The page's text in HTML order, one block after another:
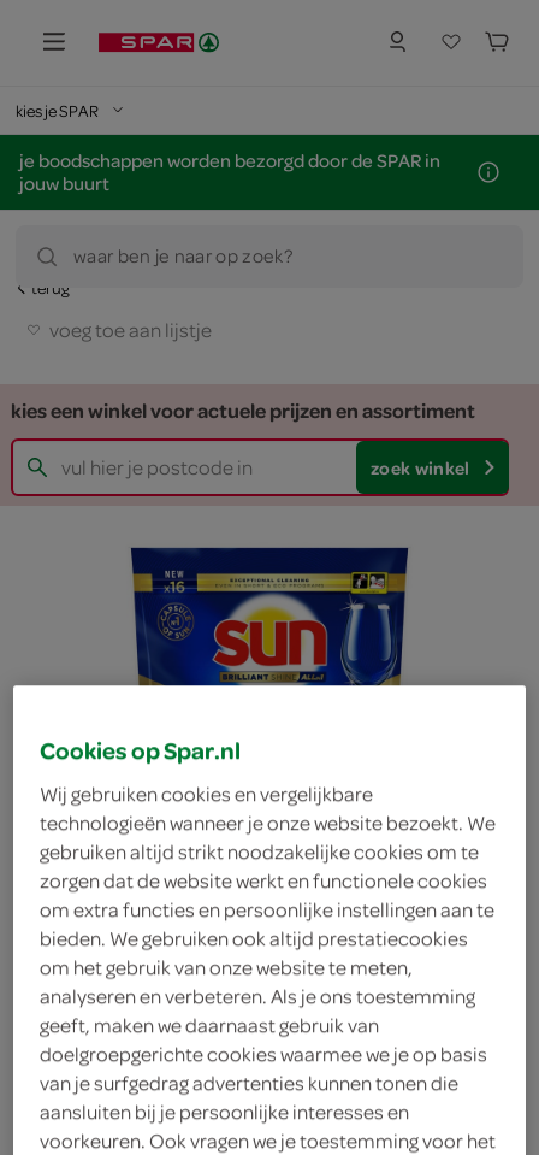
kies je SPAR
je boodschappen worden bezorgd door de SPAR in
jouw buurt
waar ben je naar op zoek?
terug
voeg toe aan lijstje
kies een winkel voor actuele prijzen en assortiment
zoek winkel
Sun vaatwastabletten
briljant shine all-in 1
Sun
Cookies op Spar.nl
Wij gebruiken cookies en vergelijkbare
technologieën wanneer je onze website bezoekt. We
gebruiken altijd strikt noodzakelijke cookies om te
zorgen dat de website werkt en functionele cookies
om extra functies en persoonlijke instellingen aan te
bieden. We gebruiken ook altijd prestatiecookies
om het gebruik van onze website te meten,
analyseren en verbeteren. Als je ons toestemming
geeft, maken we daarnaast gebruik van
doelgroepgerichte cookies waarmee we je op basis
van je surfgedrag advertenties kunnen tonen die
aansluiten bij je persoonlijke interesses en
voorkeuren. Ook vragen we je toestemming voor het